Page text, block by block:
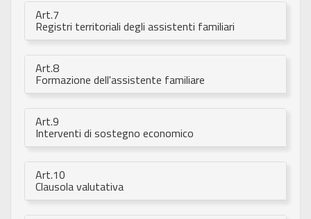
Art.7
Registri territoriali degli assistenti familiari
Art.8
Formazione dell'assistente familiare
Art.9
Interventi di sostegno economico
Art.10
Clausola valutativa